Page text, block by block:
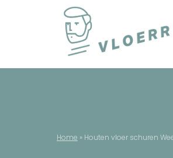
Parket en houten vloer
Home » Houten vloer schuren